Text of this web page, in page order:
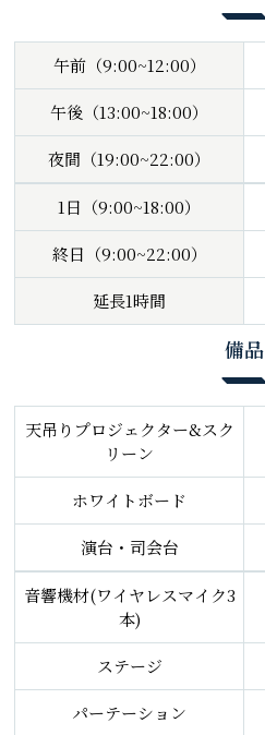
午前（9:00~12:00）
午後（13:00~18:00）
夜間（19:00~22:00）
1日（9:00~18:00）
終日（9:00~22:00）
延長1時間
備品
天吊りプロジェクター&スク
リーン
ホワイトボード
演台・司会台
音響機材(ワイヤレスマイク3
本)
ステージ
パーテーション